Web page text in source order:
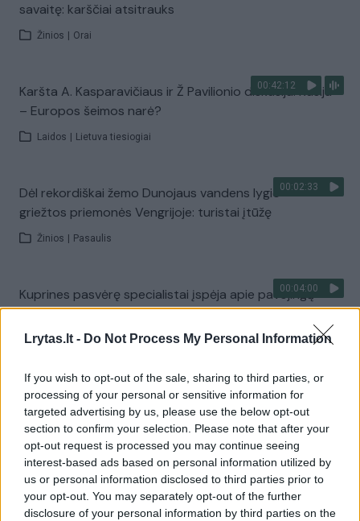
Lrytas.lt - Do Not Process My Personal Information
If you wish to opt-out of the sale, sharing to third parties, or
processing of your personal or sensitive information for
targeted advertising by us, please use the below opt-out
section to confirm your selection. Please note that after your
opt-out request is processed you may continue seeing
interest-based ads based on personal information utilized by
us or personal information disclosed to third parties prior to
your opt-out. You may separately opt-out of the further
disclosure of your personal information by third parties on the
savaitę: karščiai atsitrauks
Žinios Orai
00:42:12
Karšta A. Kasparavičiaus ir Ž Pavilionio diskusija: Rusija
– Europos šeimos narė?
Laidos Lietuva tiesiogiai
00:02:33
Dėl rekordiškai žemo Dunojaus vandens lygio –
griežtos priemonės Vengrijoje: turistai įtūžę
Žinios Pasaulis
00:04:00
Kuprines pasvėrę specialistai įspėja apie pavojingą
įprotį: tą daro daugiau nei pusė pradinukų
Žinios | Lietuvos diena
Visi įrašai
Žiūrimiausi įrašai